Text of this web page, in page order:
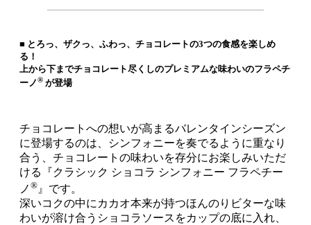
■ とろっ、ザクっ、ふわっ、チョコレートの3つの食感を楽しめ
る！
上から下までチョコレート尽くしのプレミアムな味わいのフラペチ
ーノ® が登場
チョコレートへの想いが高まるバレンタインシーズン
に登場するのは、シンフォニーを奏でるように重なり
合う、チョコレートの味わいを存分にお楽しみいただ
ける『クラシック ショコラ シンフォニー フラペチー
ノ ® 』です。
深いコクの中にカカオ本来が持つほんのりビターな味
わいが溶け合うショコラソースをカップの底に入れ、